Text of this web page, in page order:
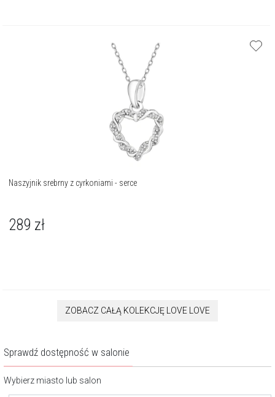
Naszyjnik srebrny z cyrkoniami - serce
289 zł
ZOBACZ CAŁĄ KOLEKCJĘ LOVE LOVE
Sprawdź dostępność w salonie
Wybierz miasto lub salon